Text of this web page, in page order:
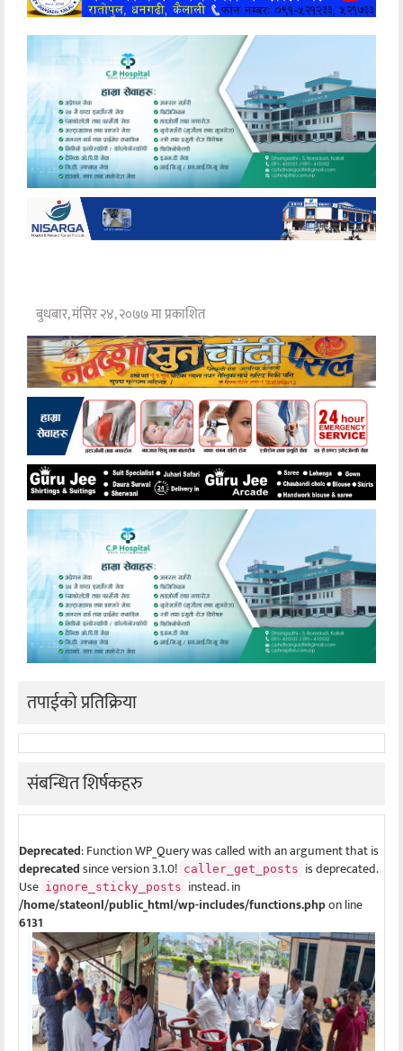
मनोरञ्जन
अन्य
बुधबार, मंसिर २४, २०७७ मा प्रकाशित
तपाईको प्रतिक्रिया
संबन्धित शिर्षकहरु
Deprecated: Function WP_Query was called with an argument that is
deprecatedsince version 3.1.0! caller_get_posts is deprecated.
Use ignore_sticky_posts instead. in
/home/stateonl/public_html/wp-includes/functions.phpon line
6131